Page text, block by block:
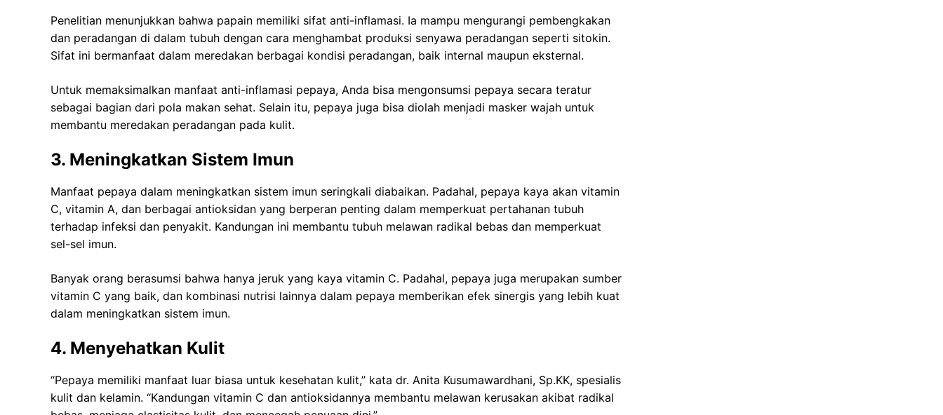
Penelitian menunjukkan bahwa papain memiliki sifat anti-inflamasi. Ia mampu mengurangi pembengkakan
dan peradangan di dalam tubuh dengan cara menghambat produksi senyawa peradangan seperti sitokin.
Sifat ini bermanfaat dalam meredakan berbagai kondisi peradangan, baik internal maupun eksternal.
Untuk memaksimalkan manfaat anti-inflamasi pepaya, Anda bisa mengonsumsi pepaya secara teratur
sebagai bagian dari pola makan sehat. Selain itu, pepaya juga bisa diolah menjadi masker wajah untuk
membantu meredakan peradangan pada kulit.
3. Meningkatkan Sistem Imun
Manfaat pepaya dalam meningkatkan sistem imun seringkali diabaikan. Padahal, pepaya kaya akan vitamin
C, vitamin A, dan berbagai antioksidan yang berperan penting dalam memperkuat pertahanan tubuh
terhadap infeksi dan penyakit. Kandungan ini membantu tubuh melawan radikal bebas dan memperkuat
sel-sel imun.
Banyak orang berasumsi bahwa hanya jeruk yang kaya vitamin C. Padahal, pepaya juga merupakan sumber
vitamin C yang baik, dan kombinasi nutrisi lainnya dalam pepaya memberikan efek sinergis yang lebih kuat
dalam meningkatkan sistem imun.
4. Menyehatkan Kulit
“Pepaya memiliki manfaat luar biasa untuk kesehatan kulit,” kata dr. Anita Kusumawardhani, Sp.KK, spesialis
kulit dan kelamin. “Kandungan vitamin C dan antioksidannya membantu melawan kerusakan akibat radikal